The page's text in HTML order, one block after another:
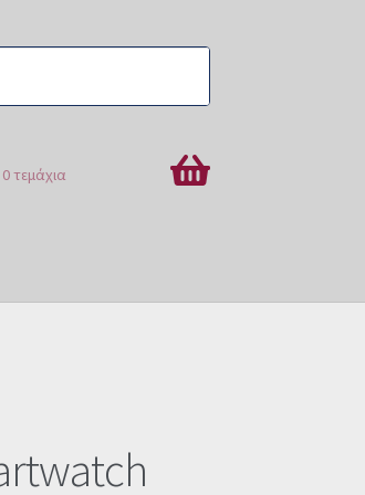
0 τεμάχια